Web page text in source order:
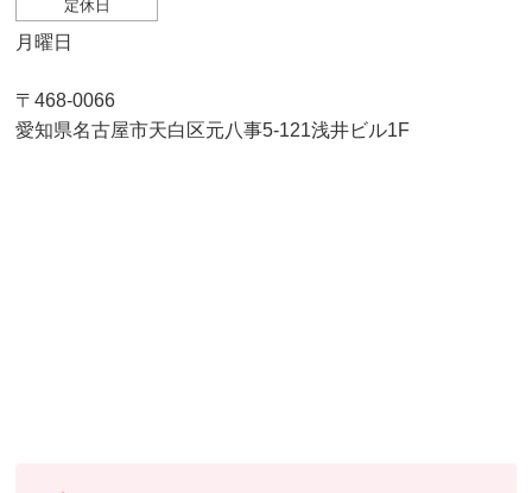
定休日
月曜日
〒468-0066
愛知県名古屋市天白区元八事5-121浅井ビル1F